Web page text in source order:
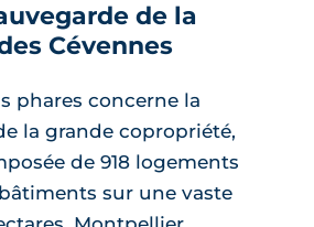
de la
Cévennes
phares concerne la
la grande copropriété,
de 918 logements
sur une vaste